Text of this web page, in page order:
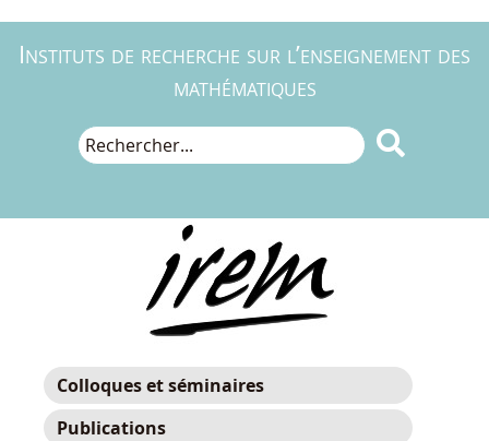
Instituts de recherche sur l’enseignement des
mathématiques

Colloques et séminaires
Publications